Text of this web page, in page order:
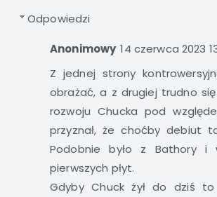
Odpowiedzi
Anonimowy 14 czerwca 2023
Z jednej strony
obrażać, a z drugiej trudno
rozwoju Chucka pod
przyznał, że choćby debiut
Podobnie było z Bathory i
pierwszych płyt.
Gdyby Chuck żył do dziś